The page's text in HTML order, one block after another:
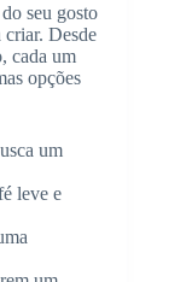
seu gosto
criar. Desde
cada um
opções
um
leve e